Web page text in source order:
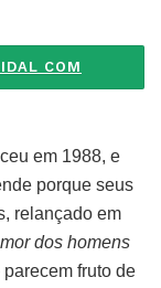
COM
em 1988, e
porque seus
relançado em
dos homens
fruto de